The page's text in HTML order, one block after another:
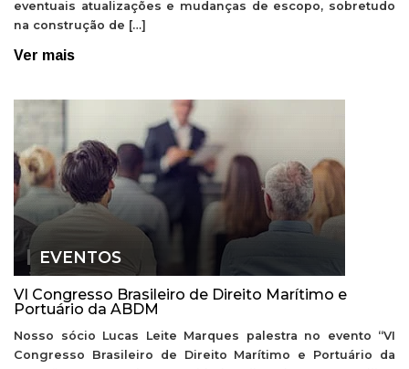
eventuais atualizações e mudanças de escopo, sobretudo
na construção de […]
Ver mais
EVENTOS
VI Congresso Brasileiro de Direito Marítimo e
Portuário da ABDM
Nosso sócio Lucas Leite Marques palestra no evento “VI
Congresso Brasileiro de Direito Marítimo e Portuário da